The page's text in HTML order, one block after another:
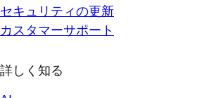
セキュリティの更新
カスタマーサポート
詳しく知る